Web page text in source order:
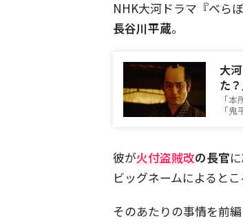
NHK大河ドラマ『べら
長谷川平蔵。
大
た
「
「
彼が火付盗賊改の長官
ビッグネームによるとこ
そのあたりの事情を前